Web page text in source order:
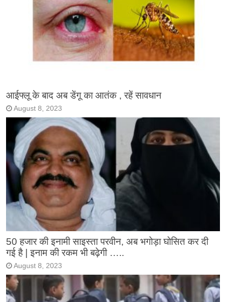
आईफ्लू के बाद अब डेंगू का आतंक , रहें सावधान
August 8, 2023
50 हजार की इनामी साइस्ता परवीन, अब भगोड़ा घोसित कर दी
गई है | इनाम की रकम भी बढ़ेगी …..
August 8, 2023